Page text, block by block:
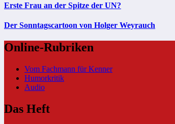
Erste Frau an der Spitze der UN?
Der Sonntagscartoon von Holger Weyrauch
Online-Rubriken
Vom Fachmann für Kenner
Humorkritik
Audio
Das Heft